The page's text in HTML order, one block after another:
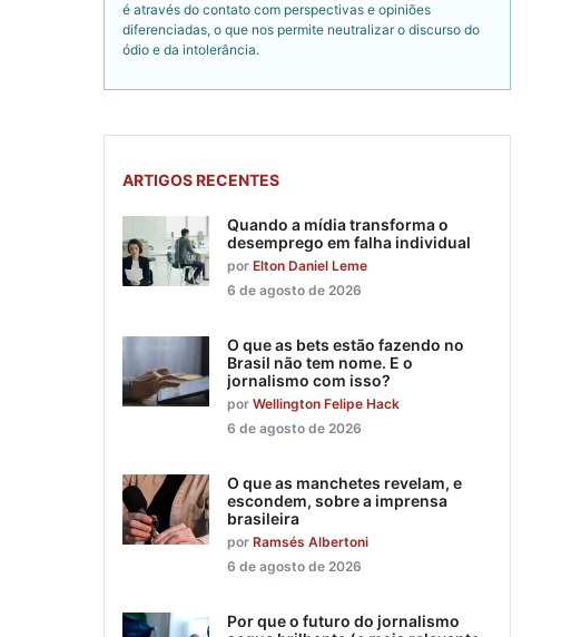
é através do contato com perspectivas e opiniões
diferenciadas, o que nos permite neutralizar o discurso do
ódio e da intolerância.
ARTIGOS RECENTES
Quando a mídia transforma o
desemprego em falha individual
por Elton Daniel Leme
6 de agosto de 2026
O que as bets estão fazendo no
Brasil não tem nome. E o
jornalismo com isso?
por Wellington Felipe Hack
6 de agosto de 2026
O que as manchetes revelam, e
escondem, sobre a imprensa
brasileira
por Ramsés Albertoni
6 de agosto de 2026
Por que o futuro do jornalismo